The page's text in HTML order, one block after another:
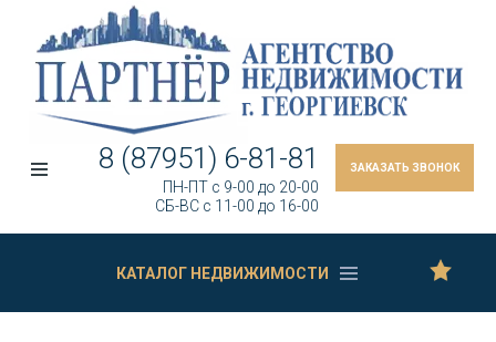
ЗАКАЗАТЬ ЗВОНОК
8 (87951) 6-81-81
ПН-ПТ c 9-00 до 20-00
СБ-ВС c 11-00 до 16-00
КАТАЛОГ НЕДВИЖИМОСТИ